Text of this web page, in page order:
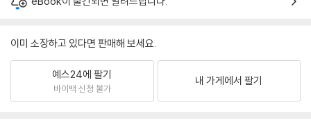
이미 소장하고 있다면 판매해 보세요.
예스24에 팔기
바이백 신청 불가
내 가게에서 팔기